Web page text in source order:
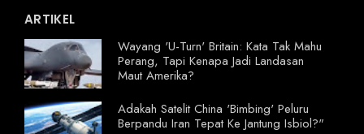
ARTIKEL
Wayang 'U-Turn' Britain: Kata Tak Mahu
Perang, Tapi Kenapa Jadi Landasan
Maut Amerika?
Adakah Satelit China 'Bimbing' Peluru
Berpandu Iran Tepat Ke Jantung Isbiol?"